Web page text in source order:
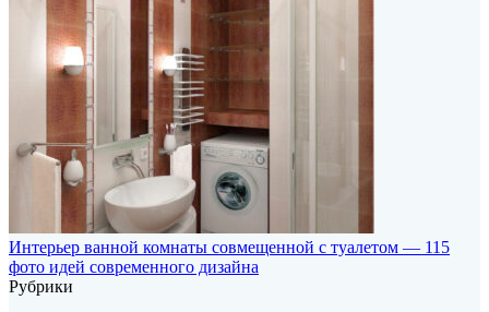
Интерьер ванной комнаты совмещенной с туалетом — 115
фото идей современного дизайна
Рубрики